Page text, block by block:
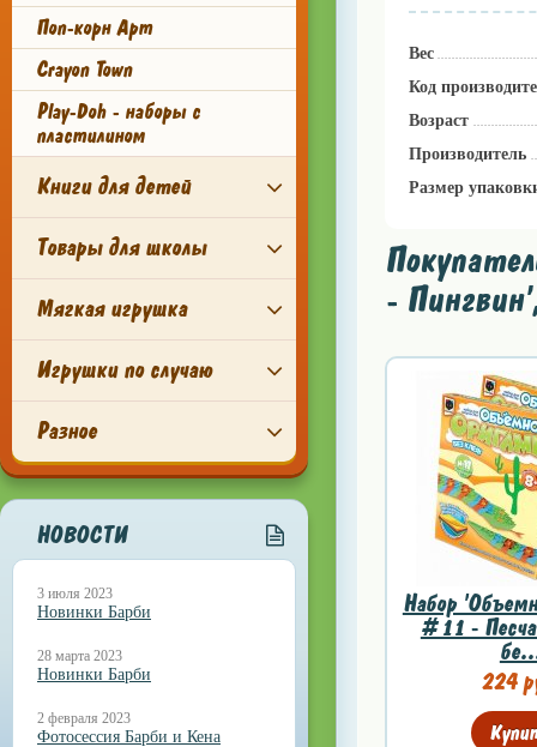
Поп-корн Арт
Crayon Town
Play-Doh - наборы с
пластилином
Книги для детей
Товары для школы
Мягкая игрушка
Игрушки по случаю
Разное
НОВОСТИ
3 июля 2023
Новинки Барби
28 марта 2023
Новинки Барби
2 февраля 2023
Фотосессия Барби и Кена
Вес
Код
Возраст
Производитель
Размер
-
Набор
#11 -
224